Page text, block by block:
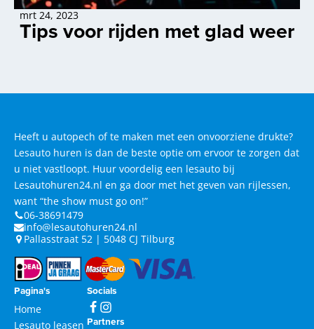
mrt 24, 2023
Tips voor rijden met glad weer
Heeft u autopech of te maken met een onvoorziene drukte?
Lesauto huren is dan de beste optie om ervoor te zorgen dat
u niet vastloopt. Huur voordelig een lesauto bij
Lesautohuren24.nl en ga door met het geven van rijlessen,
want “the show must go on!”
06-38691479
info@lesautohuren24.nl
Pallasstraat 52 | 5048 CJ Tilburg
Pagina's
Home
Lesauto leasen Partners
Socials